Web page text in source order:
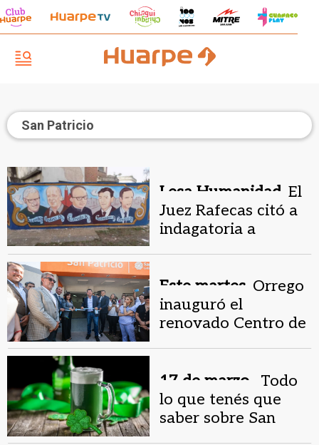
San Patricio
Lesa Humanidad. El
Juez Rafecas citó a
indagatoria a
Palotinos
Este martes. Orrego
inauguró el
renovado Centro de
17 de marzo .
Todo
lo que tenés que
saber sobre San